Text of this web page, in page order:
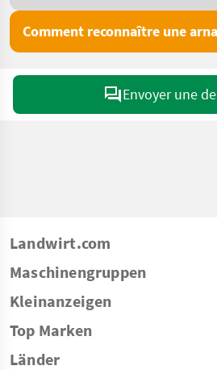
Comment reconnaître une
Envoyer une
Landwirt.com
Maschinengruppen
Kleinanzeigen
Top Marken
Länder